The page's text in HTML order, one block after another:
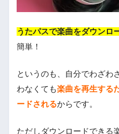
うたパスで楽曲をダウンロ
簡単！
というのも、自分でわざわ
わなくても楽曲を再生する
ードされるからです。
ただしダウンロードできる